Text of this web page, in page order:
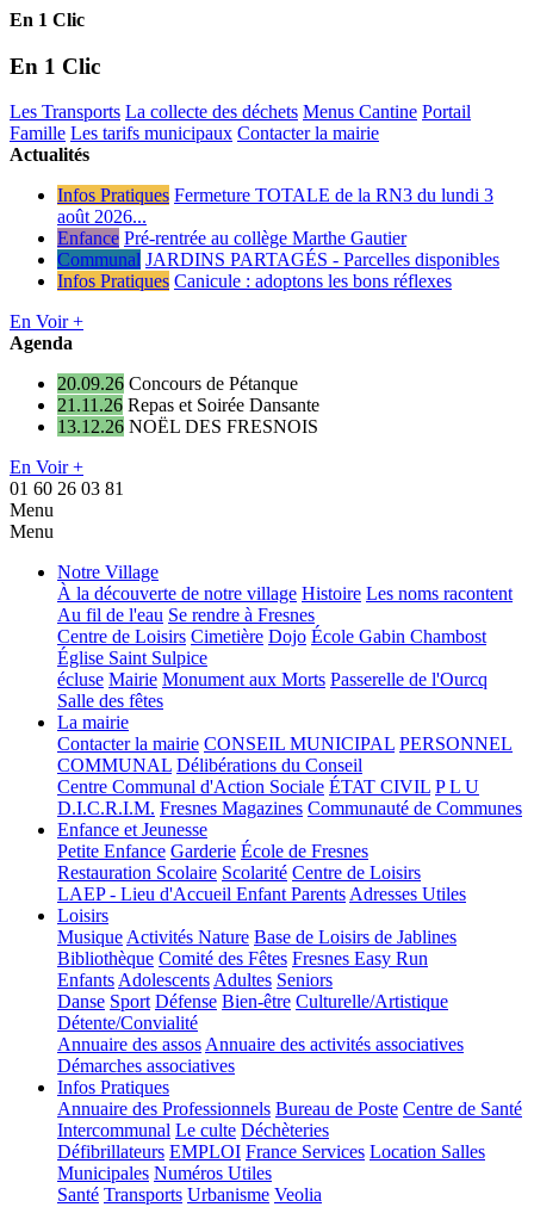
En 1 Clic
En 1 Clic
Les Transports La collecte des déchets Menus Cantine Portail
Famille Les tarifs municipaux Contacter la mairie
Actualités
Infos Pratiques Fermeture TOTALE de la RN3 du lundi 3
août 2026...
Enfance Pré-rentrée au collège Marthe Gautier
Communal JARDINS PARTAGÉS - Parcelles disponibles
Infos Pratiques Canicule : adoptons les bons réflexes
En Voir +
Agenda
20.09.26 Concours de Pétanque
21.11.26 Repas et Soirée Dansante
13.12.26 NOËL DES FRESNOIS
En Voir +
01 60 26 03 81
Menu
Menu
Notre Village
À la découverte de notre village Histoire Les noms racontent
Au fil de l'eau Se rendre à Fresnes
Centre de Loisirs Cimetière Dojo École Gabin Chambost
Église Saint Sulpice
écluse Mairie Monument aux Morts Passerelle de l'Ourcq
Salle des fêtes
La mairie
Contacter la mairie CONSEIL MUNICIPAL PERSONNEL
COMMUNAL Délibérations du Conseil
Centre Communal d'Action Sociale ÉTAT CIVIL P L U
D.I.C.R.I.M. Fresnes Magazines Communauté de Communes
Enfance et Jeunesse
Petite Enfance Garderie École de Fresnes
Restauration Scolaire Scolarité Centre de Loisirs
LAEP - Lieu d'Accueil Enfant ParentsAdresses Utiles
Loisirs
MusiqueActivités Nature Base de Loisirs de Jablines
Bibliothèque Comité des Fêtes Fresnes Easy Run
EnfantsAdolescentsAdultes Seniors
Danse Sport Défense Bien-être Culturelle/Artistique
Détente/Convialité
Annuaire des assosAnnuaire des activités associatives
Démarches associatives
Infos Pratiques
Annuaire des Professionnels Bureau de Poste Centre de Santé
Intercommunal Le culte Déchèteries
Défibrillateurs EMPLOI France Services Location Salles
Municipales Numéros Utiles
Santé Transports Urbanisme Veolia